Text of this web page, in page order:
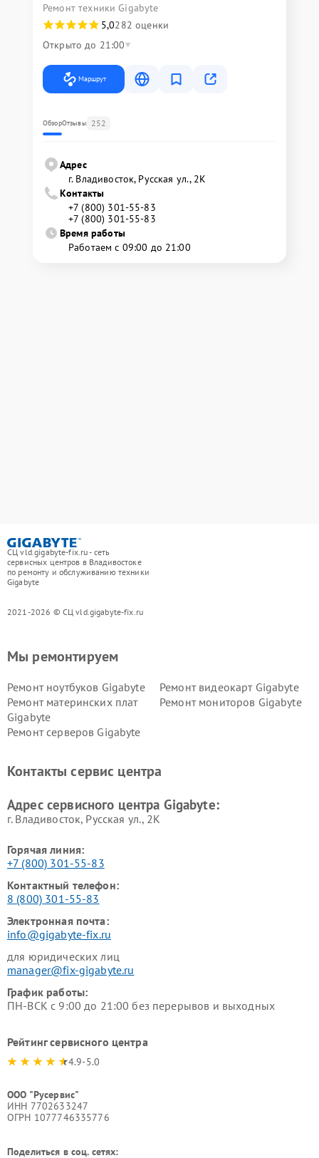
Ремонт техники Gigabyte
5,0282 оценки
Открыто до 21:00
Маршрут
ОбзорОтзывы 252
Адрес
г. Владивосток, Русская ул., 2К
Контакты
+7 (800) 301-55-83
+7 (800) 301-55-83
Время работы
Работаем с 09:00 до 21:00
СЦ vld.gigabyte-fix.ru - сеть
сервисных центров в Владивостоке
по ремонту и обслуживанию техники
Gigabyte
2021-2026 © СЦ vld.gigabyte-fix.ru
Мы ремонтируем
Ремонт ноутбуков Gigabyte
Ремонт видеокарт Gigabyte
Ремонт материнских плат
Gigabyte
Ремонт мониторов Gigabyte
Ремонт серверов Gigabyte
Контакты сервис центра
Адрес сервисного центра Gigabyte:
г. Владивосток, Русская ул., 2К
Горячая линия:
+7 (800) 301-55-83
Контактный телефон:
8 (800) 301-55-83
Электронная почта:
info@gigabyte-fix.ru
для юридических лиц
manager@fix-gigabyte.ru
График работы:
ПН-ВСК с 9:00 до 21:00 без перерывов и выходных
Рейтинг сервисного центра
4.9-5.0
ООО "Русервис"
ИНН 7702633247
ОГРН 1077746335776
Поделиться в соц. сетях: